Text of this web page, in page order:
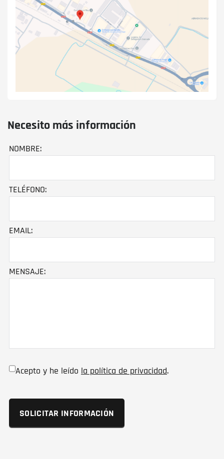
Necesito más información
NOMBRE:
TELÉFONO:
EMAIL:
MENSAJE:
Acepto y he leído la política de privacidad.